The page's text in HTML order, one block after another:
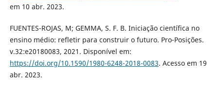
em 10 abr. 2023.
FUENTES-ROJAS, M; GEMMA, S. F. B. Iniciação científica no
ensino médio: refletir para construir o futuro. Pro-Posições.
v.32:e20180083, 2021. Disponível em:
https://doi.org/10.1590/1980-6248-2018-0083. Acesso em 19
abr. 2023.